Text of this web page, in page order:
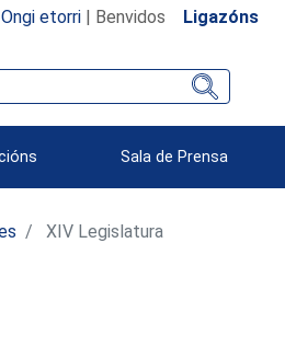
Ongi etorri| Benvidos Ligazóns
Sala de Prensa
XIV Legislatura